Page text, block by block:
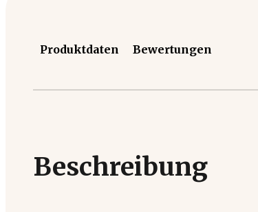
Produktdaten Bewertungen
Beschreibung